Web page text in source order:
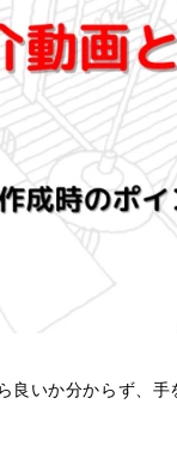
良いか分からず、